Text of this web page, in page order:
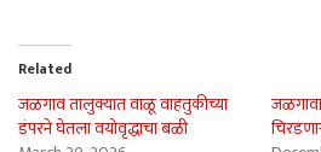
Related
जळगाव तालुक्यात वाळू वाहतुकीच्या
डंपरने घेतला वयोवृद्धाचा बळी